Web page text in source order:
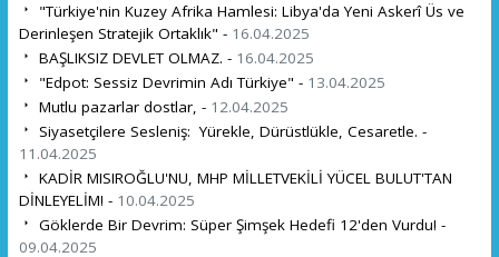
"Türkiye'nin Kuzey Afrika Hamlesi: Libya'da Yeni Askerî Üs ve
Derinleşen Stratejik Ortaklık" - 16.04.2025
BAŞLIKSIZ DEVLET OLMAZ. - 16.04.2025
"Edpot: Sessiz Devrimin Adı Türkiye" - 13.04.2025
Mutlu pazarlar dostlar, - 12.04.2025
Siyasetçilere Sesleniş: Yürekle, Dürüstlükle, Cesaretle. -
11.04.2025
KADİR MISIROĞLU'NU, MHP MİLLETVEKİLİ YÜCEL BULUT'TAN
DİNLEYELİM! - 10.04.2025
Göklerde Bir Devrim: Süper Şimşek Hedefi 12'den Vurdu! -
09.04.2025